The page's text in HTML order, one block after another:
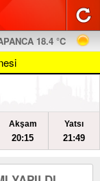
18.4 °C
Akşam
20:15
Yatsı
21:49